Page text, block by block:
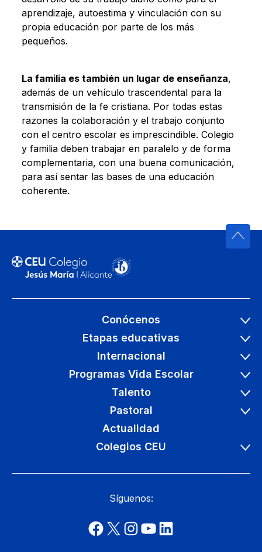
aprendizaje, autoestima y vinculación con su
propia educación por parte de los más
pequeños.
La familia es también un lugar de enseñanza,
además de un vehículo trascendental para la
transmisión de la fe cristiana. Por todas estas
razones la colaboración y el trabajo conjunto
con el centro escolar es imprescindible. Colegio
y familia deben trabajar en paralelo y de forma
complementaria, con una buena comunicación,
para así sentar las bases de una educación
coherente.
Conócenos
Etapas educativas
Internacional
Programas Vida Escolar
Talento
Pastoral
Actualidad
Colegios CEU
Síguenos: